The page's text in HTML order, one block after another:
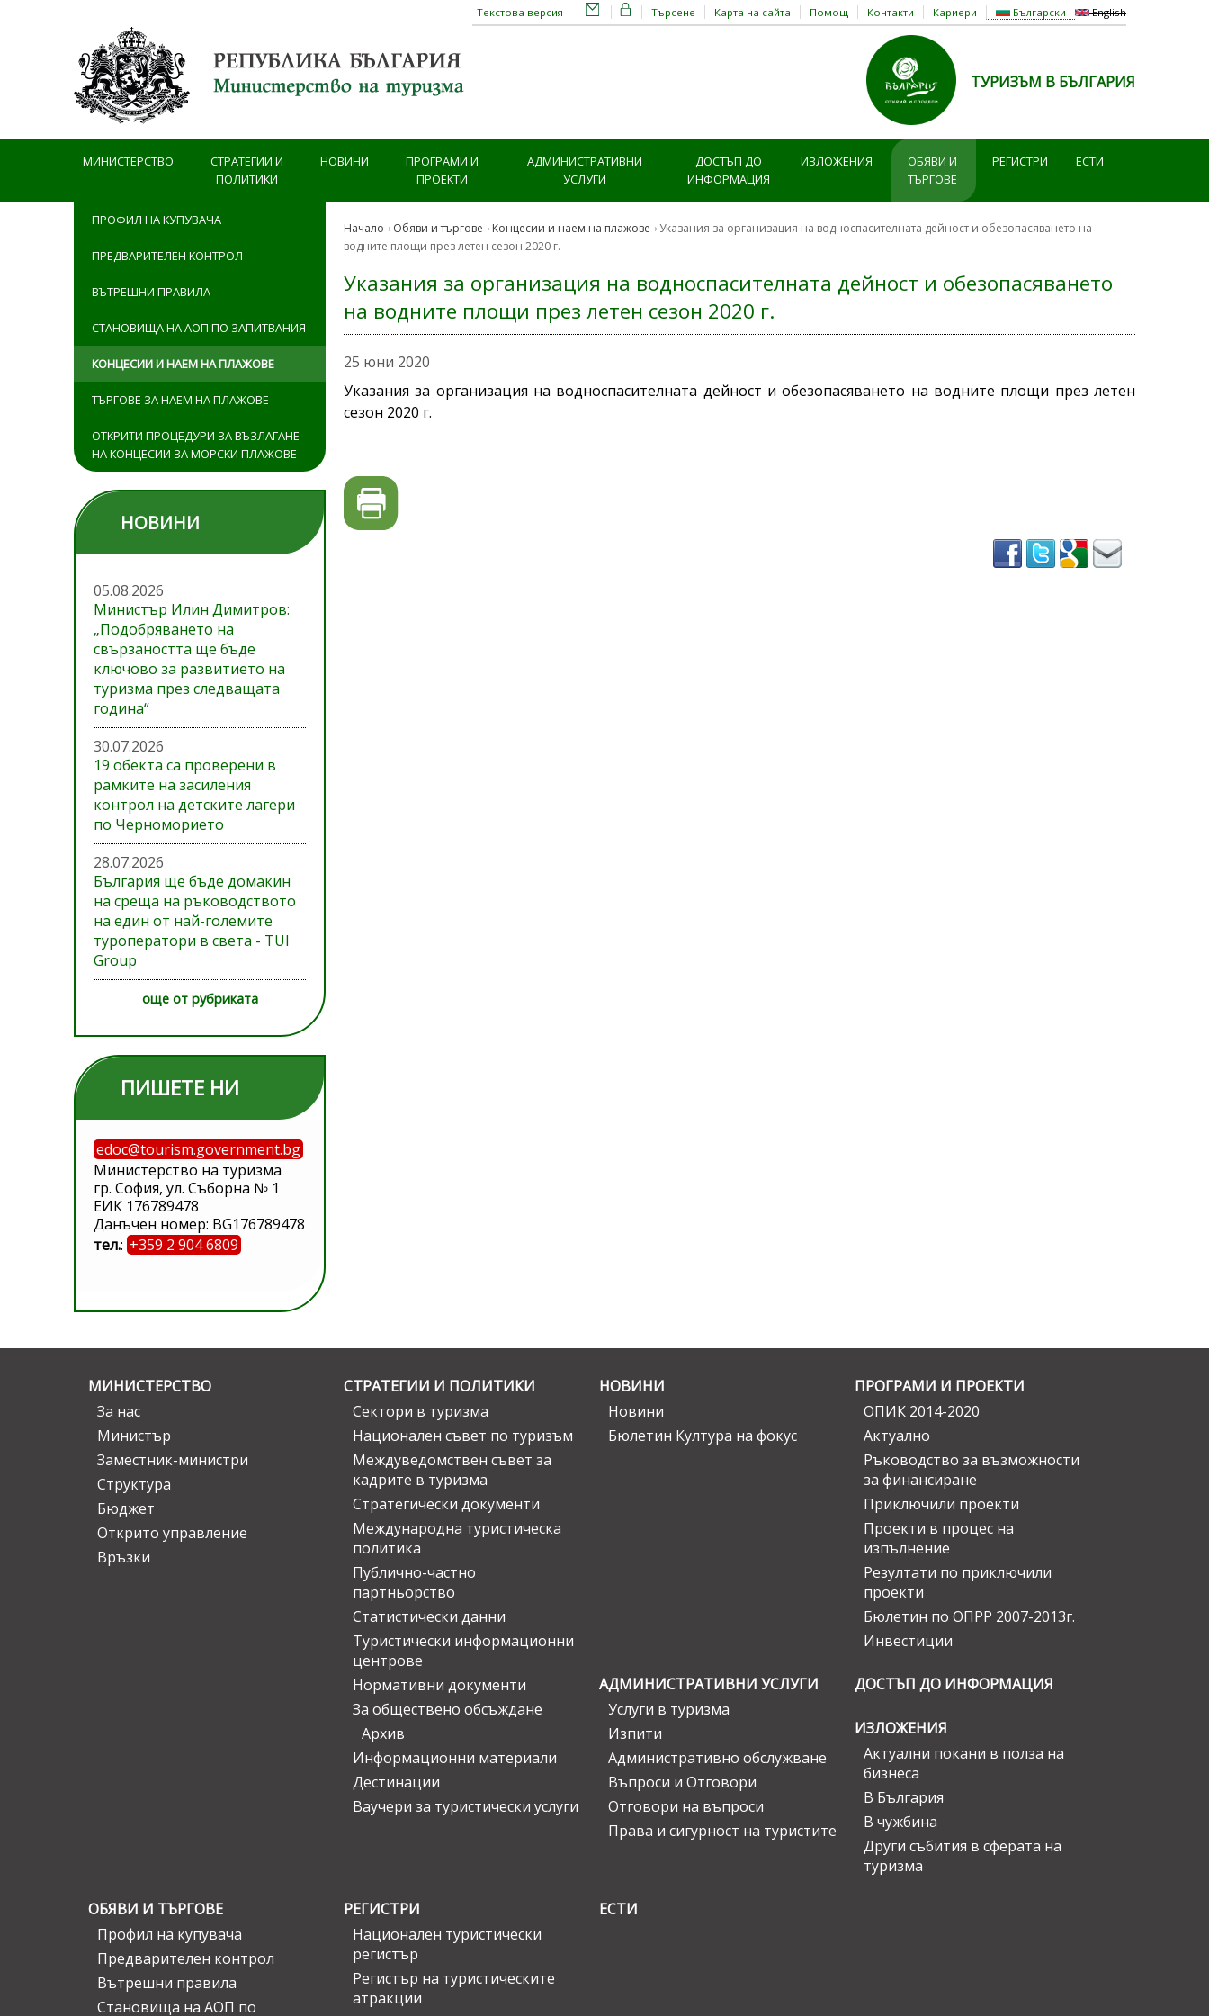
Български English
Търсене Карта на сайта Помощ Контакти Кариери
Текстова версия
ТУРИЗЪМ В БЪЛГАРИЯ
МИНИСТЕРСТВО
СТРАТЕГИИ И
ПОЛИТИКИ
НОВИНИ
ПРОГРАМИ И
ПРОЕКТИ
АДМИНИСТРАТИВНИ
УСЛУГИ
ДОСТЪП ДО
ИНФОРМАЦИЯ
ИЗЛОЖЕНИЯ
ОБЯВИ И
ТЪРГОВЕ
РЕГИСТРИ ЕСТИ
ПРОФИЛ НА КУПУВАЧА
ПРЕДВАРИТЕЛЕН КОНТРОЛ
ВЪТРЕШНИ ПРАВИЛА
СТАНОВИЩА НА АОП ПО ЗАПИТВАНИЯ
КОНЦЕСИИ И НАЕМ НА ПЛАЖОВЕ
ТЪРГОВЕ ЗА НАЕМ НА ПЛАЖОВЕ
ОТКРИТИ ПРОЦЕДУРИ ЗА ВЪЗЛАГАНЕ
НА КОНЦЕСИИ ЗА МОРСКИ ПЛАЖОВЕ
НОВИНИ
05.08.2026
Министър Илин Димитров:
„Подобряването на
свързаността ще бъде
ключово за развитието на
туризма през следващата
година“
30.07.2026
19 обекта са проверени в
рамките на засиления
контрол на детските лагери
по Черноморието
28.07.2026
България ще бъде домакин
на среща на ръководството
на един от най-големите
туроператори в света - TUI
Group
още от рубриката
ПИШЕТЕ НИ
edoc@tourism.government.bg
Министерство на туризма
гр. София, ул. Съборна № 1
ЕИК 176789478
Данъчен номер: BG176789478
тел.: +359 2 904 6809
Начало Обяви и търгове Концесии и наем на плажове
Указания за организация на водноспасителната дейност и обезопасяването на
водните площи през летен сезон 2020 г.
Указания за организация на водноспасителната дейност и обезопасяването
на водните площи през летен сезон 2020 г.
25 юни 2020
Указания за организация на водноспасителната дейност и обезопасяването на водните площи през летен
сезон 2020 г.
МИНИСТЕРСТВО
За нас
Министър
Заместник-министри
Структура
Бюджет
Открито управление
Връзки
СТРАТЕГИИ И ПОЛИТИКИ
Сектори в туризма
Национален съвет по туризъм
Междуведомствен съвет за
кадрите в туризма
Стратегически документи
Международна туристическа
политика
Публично-частно
партньорство
Статистически данни
Туристически информационни
центрове
Нормативни документи
За обществено обсъждане
Архив
Информационни материали
Дестинации
Ваучери за туристически услуги
НОВИНИ
Новини
Бюлетин Култура на фокус
ПРОГРАМИ И ПРОЕКТИ
ОПИК 2014-2020
Актуално
Ръководство за възможности
за финансиране
Приключили проекти
Проекти в процес на
изпълнение
Резултати по приключили
проекти
Бюлетин по ОПРР 2007-2013г.
Инвестиции
АДМИНИСТРАТИВНИ УСЛУГИ
Услуги в туризма
Изпити
Административно обслужване
Въпроси и Отговори
Отговори на въпроси
Права и сигурност на туристите
ДОСТЪП ДО ИНФОРМАЦИЯ
ИЗЛОЖЕНИЯ
Актуални покани в полза на
бизнеса
В България
В чужбина
Други събития в сферата на
туризма
ОБЯВИ И ТЪРГОВЕ
Профил на купувача
Предварителен контрол
Вътрешни правила
Становища на АОП по
РЕГИСТРИ
Национален туристически
регистър
Регистър на туристическите
атракции
ЕСТИ